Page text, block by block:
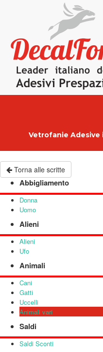
Vetrofanie
Torna alle scritte
Abbigliamento
Donna
Uomo
Alieni
Alieni
Ufo
Animali
Cani
Gatti
Uccelli
Animali vari
Saldi
Saldi Sconti